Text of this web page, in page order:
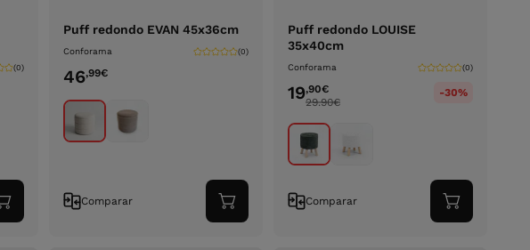
(0)
Adicionar
ao
Puff redondo EVAN 45x36cm
Conforama (0)
46,99€
Comparar
Adicionar
ao
Puff redondo LOUISE
35x40cm
Conforama (0)
19,90€
29.90€
-30%
Comparar
Adicionar
ao